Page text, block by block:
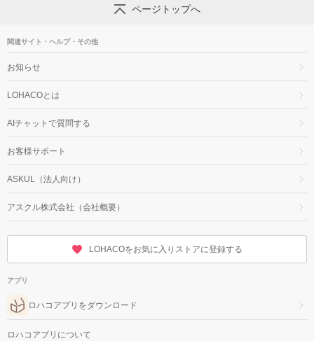
ページトップへ
関連サイト・ヘルプ・その他
お知らせ
LOHACOとは
AIチャットで質問する
お客様サポート
ASKUL（法人向け）
アスクル株式会社（会社概要）
LOHACOをお気に入りストアに登録する
アプリ
ロハコアプリをダウンロード
ロハコアプリについて